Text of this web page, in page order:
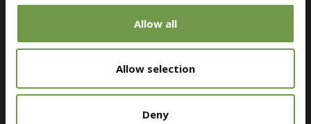
Allow all
Allow selection
Deny
Εξυπηρέτηση Πελατών
Ασπρόπυργος